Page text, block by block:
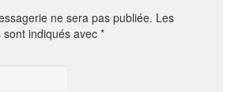
ne sera pas publiée. Les
indiqués avec*